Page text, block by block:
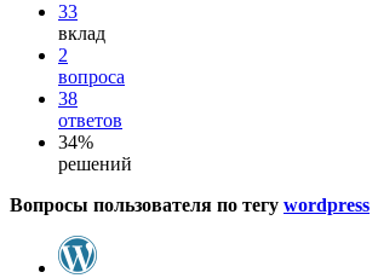
33
вклад
2
вопроса
38
ответов
34%
решений
Вопросы пользователя по тегу wordpress